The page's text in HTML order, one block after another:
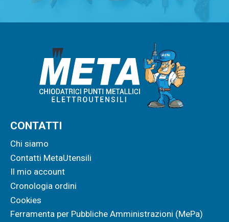
CONTATTI
Chi siamo
Contatti MetaUtensili
Il mio account
Cronologia ordini
Cookies
Ferramenta per Pubbliche Amministrazioni (MePa)